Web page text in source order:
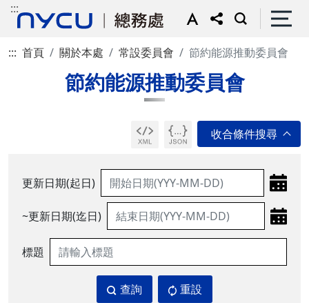
:::
::: 首頁 關於本處 常設委員會 節約能源推動委員會
節約能源推動委員會
更新日期(起日)
~更新日期(迄日)
標題
查詢 重設